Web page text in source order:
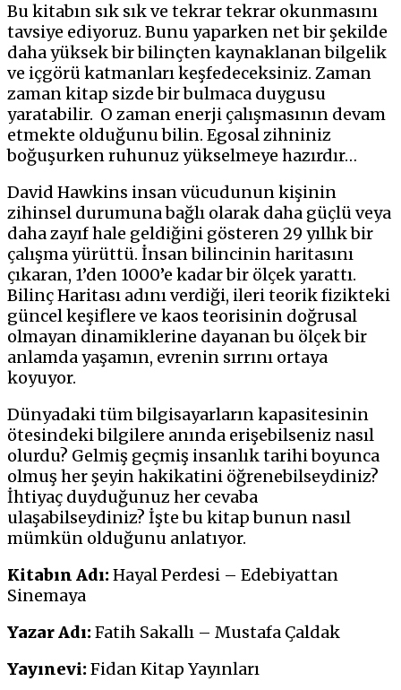
Bu kitabın sık sık ve tekrar tekrar okunmasını
tavsiye ediyoruz. Bunu yaparken net bir şekilde
daha yüksek bir bilinçten kaynaklanan bilgelik
ve içgörü katmanları keşfedeceksiniz. Zaman
zaman kitap sizde bir bulmaca duygusu
yaratabilir. O zaman enerji çalışmasının devam
etmekte olduğunu bilin. Egosal zihniniz
boğuşurken ruhunuz yükselmeye hazırdır…
David Hawkins insan vücudunun kişinin
zihinsel durumuna bağlı olarak daha güçlü veya
daha zayıf hale geldiğini gösteren 29 yıllık bir
çalışma yürüttü. İnsan bilincinin haritasını
çıkaran, 1’den 1000’e kadar bir ölçek yarattı.
Bilinç Haritası adını verdiği, ileri teorik fizikteki
güncel keşiflere ve kaos teorisinin doğrusal
olmayan dinamiklerine dayanan bu ölçek bir
anlamda yaşamın, evrenin sırrını ortaya
koyuyor.
Dünyadaki tüm bilgisayarların kapasitesinin
ötesindeki bilgilere anında erişebilseniz nasıl
olurdu? Gelmiş geçmiş insanlık tarihi boyunca
olmuş her şeyin hakikatini öğrenebilseydiniz?
İhtiyaç duyduğunuz her cevaba
ulaşabilseydiniz? İşte bu kitap bunun nasıl
mümkün olduğunu anlatıyor.
Kitabın Adı:Hayal Perdesi – Edebiyattan
Sinemaya
Yazar Adı:Fatih Sakallı – Mustafa Çaldak
Yayınevi:Fidan Kitap Yayınları